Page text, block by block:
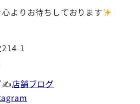
よりお待ちしております
214-1
✍店舗ブログ